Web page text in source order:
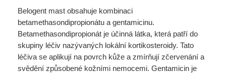
Belogent mast obsahuje kombinaci
betamethasondipropionátu a gentamicinu.
Betamethasondipropionát je účinná látka, která patří do
skupiny léčiv nazývaných lokální kortikosteroidy. Tato
léčiva se aplikují na povrch kůže a zmírňují zčervenání a
svědění způsobené kožními nemocemi. Gentamicin je